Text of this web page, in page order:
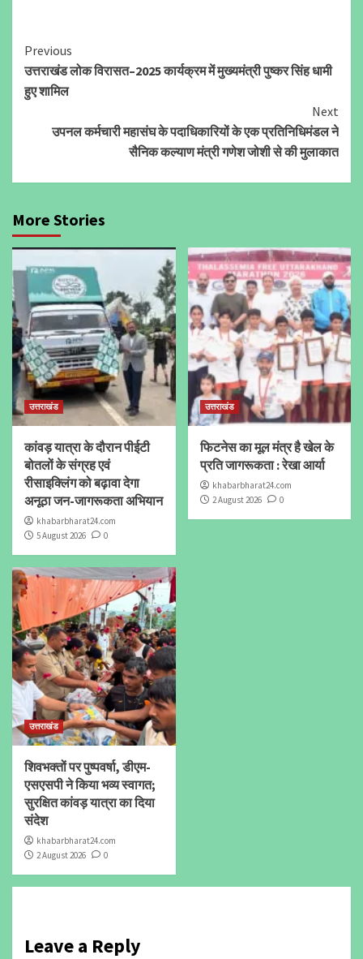
Continue
Reading
Previous
उत्तराखंड लोक विरासत–2025 कार्यक्रम में मुख्यमंत्री पुष्कर सिंह धामी
हुए शामिल
Next
उपनल कर्मचारी महासंघ के पदाधिकारियों के एक प्रतिनिधिमंडल ने
सैनिक कल्याण मंत्री गणेश जोशी से की मुलाकात
More Stories
उत्तराखंड
कांवड़ यात्रा के दौरान पीईटी
बोतलों के संग्रह एवं
रीसाइक्लिंग को बढ़ावा देगा
अनूठा जन-जागरूकता अभियान
khabarbharat24.com
5 August 2026
0
उत्तराखंड
फिटनेस का मूल मंत्र है खेल के
प्रति जागरूकता : रेखा आर्या
khabarbharat24.com
2 August 2026
0
उत्तराखंड
शिवभक्तों पर पुष्पवर्षा, डीएम-
एसएसपी ने किया भव्य स्वागत;
सुरक्षित कांवड़ यात्रा का दिया
संदेश
khabarbharat24.com
2 August 2026
0
Leave a Reply